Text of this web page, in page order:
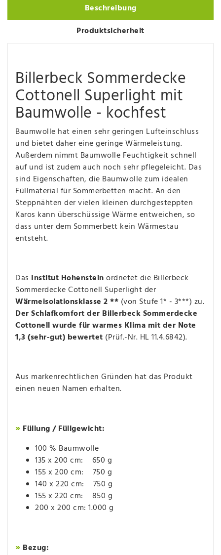
Beschreibung
Produktsicherheit
Billerbeck Sommerdecke
Cottonell Superlight mit
Baumwolle - kochfest
Baumwolle hat einen sehr geringen Lufteinschluss
und bietet daher eine geringe Wärmeleistung.
Außerdem nimmt Baumwolle Feuchtigkeit schnell
auf und ist zudem auch noch sehr pflegeleicht. Das
sind Eigenschaften, die Baumwolle zum idealen
Füllmaterial für Sommerbetten macht. An den
Steppnähten der vielen kleinen durchgesteppten
Karos kann überschüssige Wärme entweichen, so
dass unter dem Sommerbett kein Wärmestau
entsteht.
Das Institut Hohensteinordnetet die Billerbeck
Sommerdecke Cottonell Superlight der
Wärmeisolationsklasse 2 ** (von Stufe 1* - 3***) zu.
Der Schlafkomfort der Billerbeck Sommerdecke
Cottonell wurde für warmes Klima mit der Note
1,3 (sehr-gut) bewertet (Prüf.-Nr. HL 11.4.6842).
Aus markenrechtlichen Gründen hat das Produkt
einen neuen Namen erhalten.
» Füllung / Füllgewicht:
100 % Baumwolle
135 x 200 cm: 650 g
155 x 200 cm: 750 g
140 x 220 cm: 750 g
155 x 220 cm: 850 g
​200 x 200 cm: 1.000 g
» Bezug: